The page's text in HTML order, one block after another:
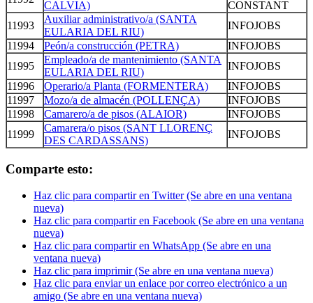
CALVIA)
CONSTANT
11993
Auxiliar administrativo/a (SANTA
EULARIA DEL RIU)
INFOJOBS
11994
Peón/a construcción (PETRA)
INFOJOBS
11995
Empleado/a de mantenimiento (SANTA
EULARIA DEL RIU)
INFOJOBS
11996
Operario/a Planta (FORMENTERA)
INFOJOBS
11997
Mozo/a de almacén (POLLENÇA)
INFOJOBS
11998
Camarero/a de pisos (ALAIOR)
INFOJOBS
11999
Camarera/o pisos (SANT LLORENÇ
DES CARDASSANS)
INFOJOBS
Comparte esto:
Haz clic para compartir en Twitter (Se abre en una ventana
nueva)
Haz clic para compartir en Facebook (Se abre en una ventana
nueva)
Haz clic para compartir en WhatsApp (Se abre en una
ventana nueva)
Haz clic para imprimir (Se abre en una ventana nueva)
Haz clic para enviar un enlace por correo electrónico a un
amigo (Se abre en una ventana nueva)